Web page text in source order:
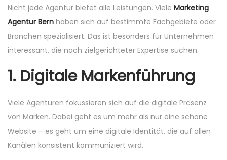
g
a
t
i
o
n
e
n
t
s
t
e
d
y
1
5
,
0
5
s
t
e
d
Nicht jede Agentur bietet alle Leistungen. Viele Marketing
Agentur Bern haben sich auf bestimmte Fachgebiete oder
Branchen spezialisiert. Das ist besonders für Unternehmen
interessant, die nach zielgerichteter Expertise suchen.
1. Digitale Markenführung
Viele Agenturen fokussieren sich auf die digitale Präsenz
von Marken. Dabei geht es um mehr als nur eine schöne
Website – es geht um eine digitale Identität, die auf allen
Kanälen konsistent kommuniziert wird.